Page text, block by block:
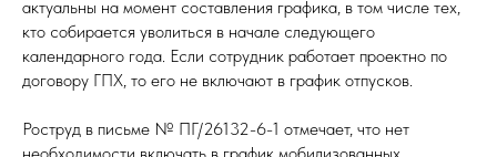
актуальны на момент составления графика, в том числе тех,
кто собирается уволиться в начале следующего
календарного года. Если сотрудник работает проектно по
договору ГПХ, то его не включают в график отпусков.
Роструд в письме № ПГ/26132-6-1 отмечает, что нет